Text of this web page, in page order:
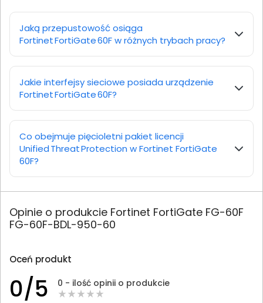
Jaką przepustowość osiąga
Fortinet FortiGate 60F w różnych trybach pracy?
Jakie interfejsy sieciowe posiada urządzenie
Fortinet FortiGate 60F?
Co obejmuje pięcioletni pakiet licencji
Unified Threat Protection w Fortinet FortiGate
60F?
Opinie o produkcie Fortinet FortiGate FG-60F
FG-60F-BDL-950-60
Oceń produkt
0/5 0 - ilość opinii o produkcie